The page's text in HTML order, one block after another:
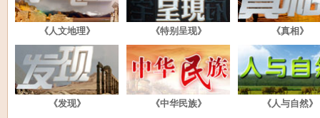
《人文地理》 《特别呈现》 《真相》
《发现》 《中华民族》 《人与自然》